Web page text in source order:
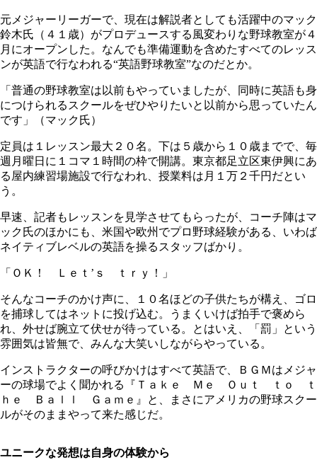
元メジャーリーガーで、現在は解説者としても活躍中のマック
鈴木氏（４１歳）がプロデュースする風変わりな野球教室が４
月にオープンした。なんでも準備運動を含めたすべてのレッス
ンが英語で行なわれる“英語野球教室”なのだとか。
「普通の野球教室は以前もやっていましたが、同時に英語も身
につけられるスクールをぜひやりたいと以前から思っていたん
です」（マック氏）
定員は１レッスン最大２０名。下は５歳から１０歳までで、毎
週月曜日に１コマ１時間の枠で開講。東京都足立区東伊興にあ
る屋内練習場施設で行なわれ、授業料は月１万２千円だとい
う。
早速、記者もレッスンを見学させてもらったが、コーチ陣はマ
ック氏のほかにも、米国や欧州でプロ野球経験がある、いわば
ネイティブレベルの英語を操るスタッフばかり。
「ＯＫ！ Ｌｅｔ’ｓ ｔｒｙ！」
そんなコーチのかけ声に、１０名ほどの子供たちが構え、ゴロ
を捕球してはネットに投げ込む。うまくいけば拍手で褒めら
れ、外せば腕立て伏せが待っている。とはいえ、「罰」という
雰囲気は皆無で、みんな大笑いしながらやっている。
インストラクターの呼びかけはすべて英語で、ＢＧＭはメジャ
ーの球場でよく聞かれる『Ｔａｋｅ Ｍｅ Ｏｕｔ ｔｏ ｔ
ｈｅ Ｂａｌｌ Ｇａｍｅ』と、まさにアメリカの野球スクー
ルがそのままやって来た感じだ。
ユニークな発想は自身の体験から